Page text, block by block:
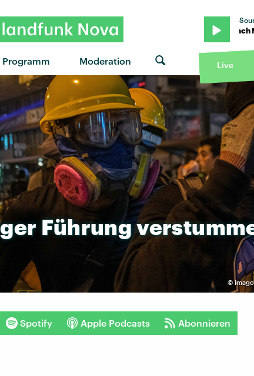
Programm Moderation
"Lunch Money" von Radio Free Alice · "Lunch Money" von
Live
©
Führung
Spotify Apple Podcasts Abonnieren